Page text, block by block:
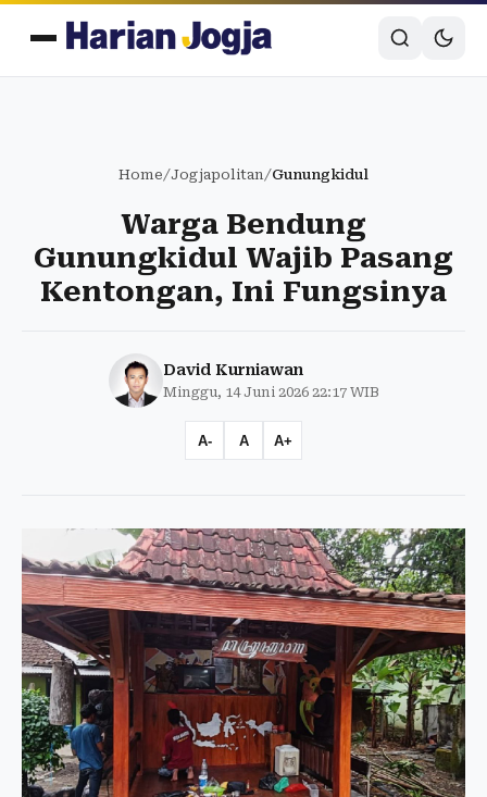
Home/Jogjapolitan/Gunungkidul
Warga Bendung
Gunungkidul Wajib Pasang
Kentongan, Ini Fungsinya
David Kurniawan
Minggu, 14 Juni 2026 22:17 WIB
A- A A+